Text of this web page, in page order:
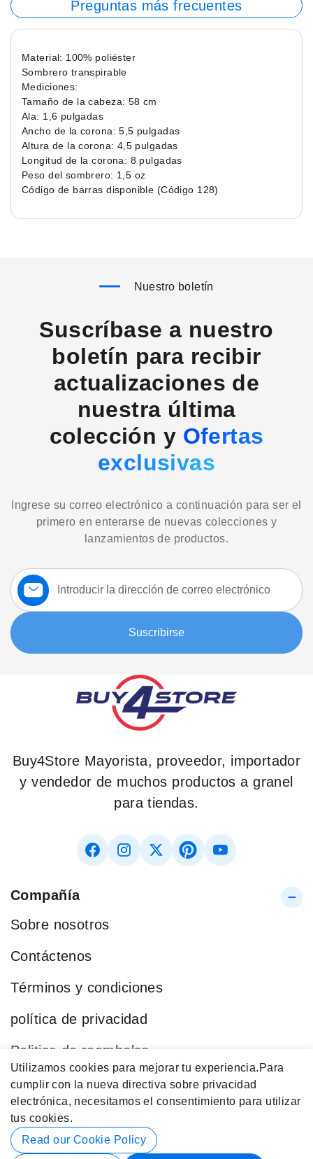
Utilizamos cookies para mejorar tu experiencia. Para
cumplir con la nueva directiva sobre privacidad
electrónica, necesitamos el consentimiento para utilizar
tus cookies.
Read our Cookie Policy
Preguntas más frecuentes
Material: 100% poliéster
Sombrero transpirable
Mediciones:
Tamaño de la cabeza: 58 cm
Ala: 1,6 pulgadas
Ancho de la corona: 5,5 pulgadas
Altura de la corona: 4,5 pulgadas
Longitud de la corona: 8 pulgadas
Peso del sombrero: 1,5 oz
Código de barras disponible (Código 128)
Nuestro boletín
Suscríbase a nuestro
boletín para recibir
actualizaciones de
nuestra última
colección y Ofertas
exclusivas
Ingrese su correo electrónico a continuación para ser el
primero en enterarse de nuevas colecciones y
lanzamientos de productos.
Suscríbase
a
nuestro
boletín:
Suscribirse
Buy4Store Mayorista, proveedor, importador
y vendedor de muchos productos a granel
para tiendas.
Compañía
Sobre nosotros
Contáctenos
Términos y condiciones
política de privacidad
Politica de reembolso
Blog
Categorías Populares
Datos de contacto